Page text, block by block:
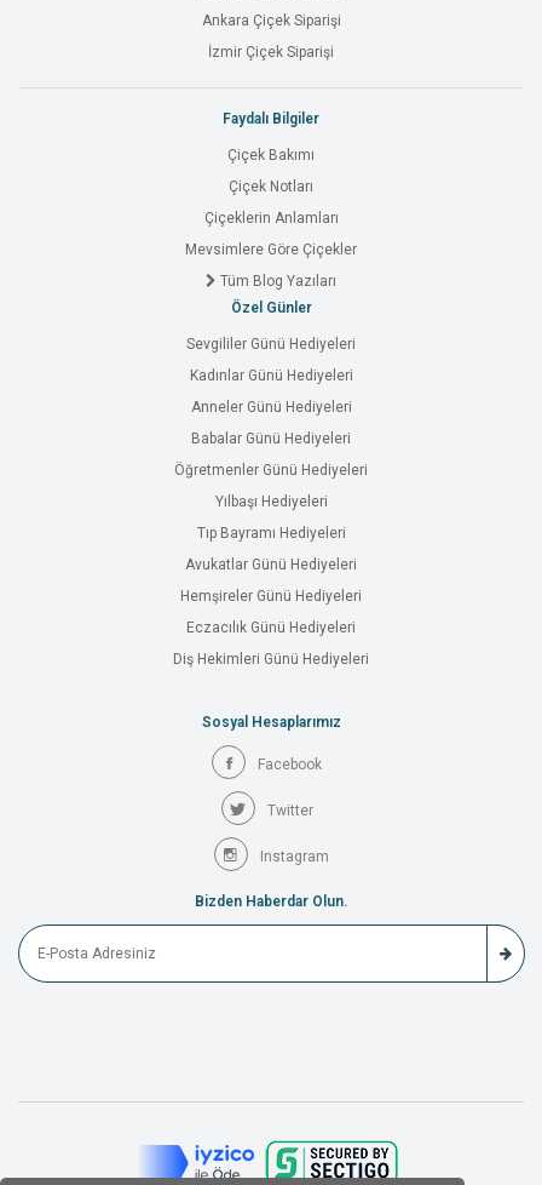
Ankara Çiçek Siparişi
İzmir Çiçek Siparişi
Faydalı Bilgiler
Çiçek Bakımı
Çiçek Notları
Çiçeklerin Anlamları
Mevsimlere Göre Çiçekler
Tüm Blog Yazıları
Özel Günler
Sevgililer Günü Hediyeleri
Kadınlar Günü Hediyeleri
Anneler Günü Hediyeleri
Babalar Günü Hediyeleri
Öğretmenler Günü Hediyeleri
Yılbaşı Hediyeleri
Tıp Bayramı Hediyeleri
Avukatlar Günü Hediyeleri
Hemşireler Günü Hediyeleri
Eczacılık Günü Hediyeleri
Diş Hekimleri Günü Hediyeleri
Sosyal Hesaplarımız
Facebook
Twitter
Instagram
Bizden Haberdar Olun.